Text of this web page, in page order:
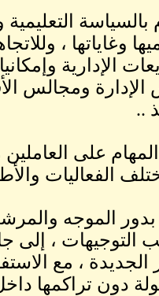
بالسياسة
وغاياتها ،
الإدارية
ومجالس
..
المهام على
الفعاليات
بدور الموجه
التوجيهات ، إلى
الجديدة ، مع
دون تراكمها